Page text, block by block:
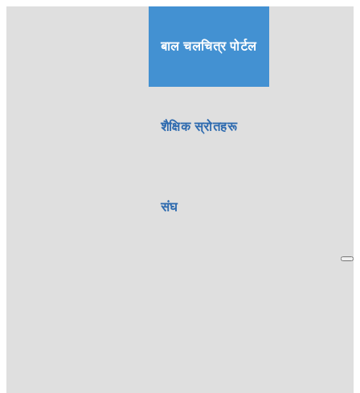
बाल चलचित्र पोर्टल
शैक्षिक स्रोतहरू
संघ